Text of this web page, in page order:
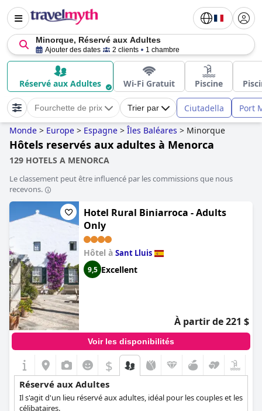
Minorque, Réservé aux Adultes
Ajouter des dates 2 clients 1 chambre
Réservé aux Adultes Wi-Fi Gratuit Piscine
Fourchette de prix Trier par Ciutadella Port
Monde > Europe > Espagne > Îles Baléares > Minorque
Hôtels reservés aux adultes à Menorca
129 HOTELS A MENORCA
Le classement peut être influencé par les commissions que nous
recevons.
Hotel Rural Biniarroca - Adults
Only
Hôtel à Sant Lluis
9,5 Excellent
À partir de 221 $
Voir les disponibilités
$
Réservé aux Adultes
Il s'agit d'un lieu réservé aux adultes, idéal pour les couples et les
célibataires.